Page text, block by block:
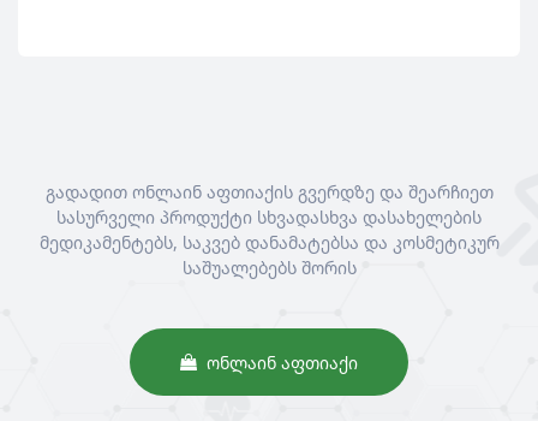
გადადით ონლაინ აფთიაქის გვერდზე და შეარჩიეთ
სასურველი პროდუქტი სხვადასხვა დასახელების
მედიკამენტებს, საკვებ დანამატებსა და კოსმეტიკურ
საშუალებებს შორის
ᲝᲜᲚᲐᲘᲜ ᲐᲤᲗᲘᲐᲥᲘ